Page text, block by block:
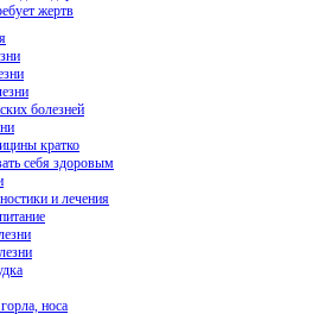
жертв
болезней
кратко
себя здоровым
и лечения
носа